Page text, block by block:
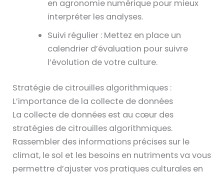
en agronomie numérique pour mieux
interpréter les analyses.
Suivi régulier : Mettez en place un
calendrier d’évaluation pour suivre
l’évolution de votre culture.
Stratégie de citrouilles algorithmiques :
L’importance de la collecte de données
La collecte de données est au cœur des
stratégies de citrouilles algorithmiques.
Rassembler des informations précises sur le
climat, le sol et les besoins en nutriments va vous
permettre d’ajuster vos pratiques culturales en